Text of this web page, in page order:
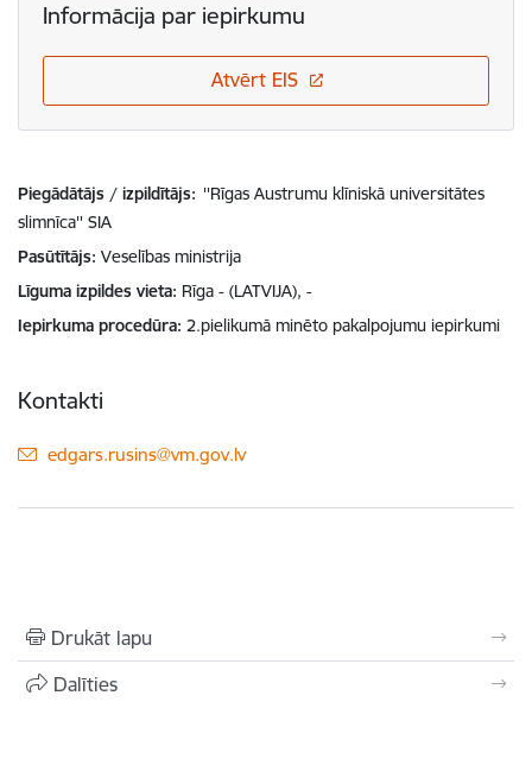
Informācija par iepirkumu
Atvērt EIS
Piegādātājs / izpildītājs: ''Rīgas Austrumu klīniskā universitātes
slimnīca'' SIA
Pasūtītājs Veselības ministrija
Līguma izpildes vieta Rīga - (LATVIJA), -
Iepirkuma procedūra 2.pielikumā minēto pakalpojumu iepirkumi
Kontakti
E-pasts:
edgars.rusins@vm.gov.lv
Drukāt lapu
Dalīties